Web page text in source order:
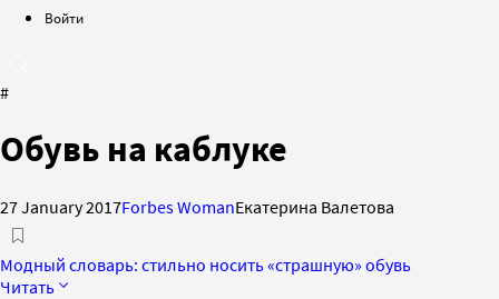
Войти
#
Обувь на каблуке
27 January 2017Forbes WomanЕкатерина Валетова
Модный словарь: стильно носить «страшную» обувь
Читать